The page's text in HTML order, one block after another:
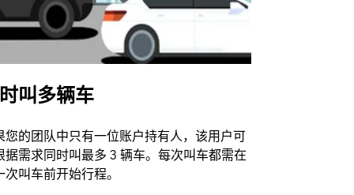
叫多辆车
您的团队中只有一位账户持有人，该用户可
据需求同时叫最多 3 辆车。每次叫车都需在
次叫车前开始行程。